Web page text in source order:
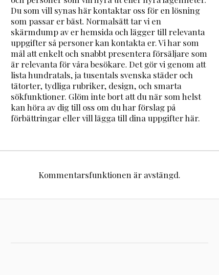
Du som vill synas här kontaktar oss för en lösning
som passar er bäst. Normalsätt tar vi en
skärmdump av er hemsida och lägger till relevanta
uppgifter så personer kan kontakta er. Vi har som
mål att enkelt och snabbt presentera försäljare som
är relevanta för våra besökare. Det gör vi genom att
lista hundratals, ja tusentals svenska städer och
tätorter, tydliga rubriker, design, och smarta
sökfunktioner. Glöm inte bort att du när som helst
kan höra av dig till oss om du har förslag på
förbättringar eller vill lägga till dina uppgifter här.
Kommentarsfunktionen är avstängd.